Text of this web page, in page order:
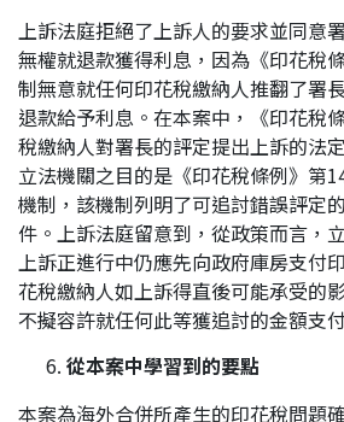
上訴法庭拒絕了上訴人的要求並同意
無權就退款獲得利息，因為《印花稅
制無意就任何印花稅繳納人推翻了署
退款給予利息。在本案中，《印花稅
稅繳納人對署長的評定提出上訴的法
立法機關之目的是《印花稅條例》第
機制，該機制列明了可追討錯誤評定
件。上訴法庭留意到，從政策而言，
上訴正進行中仍應先向政府庫房支付
花稅繳納人如上訴得直後可能承受的
不擬容許就任何此等獲追討的金額支
從本案中學習到的要點
本案為海外合併所產生的印花稅問題